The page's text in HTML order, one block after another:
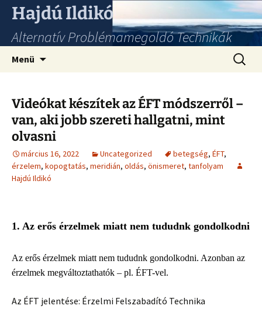
Hajdú Ildikó
Alternatív Problémamegoldó Technikák
Menü
Videókat készítek az ÉFT módszerről –
van, aki jobb szereti hallgatni, mint
olvasni
március 16, 2022 Uncategorized betegség, ÉFT,
érzelem, kopogtatás, meridián, oldás, önismeret, tanfolyam
Hajdú Ildikó
1. Az erős érzelmek miatt nem tududnk gondolkodni
Az erős érzelmek miatt nem tududnk gondolkodni. Azonban az
érzelmek megváltoztathatók – pl. ÉFT-vel.
Az ÉFT jelentése: Érzelmi Felszabadító Technika